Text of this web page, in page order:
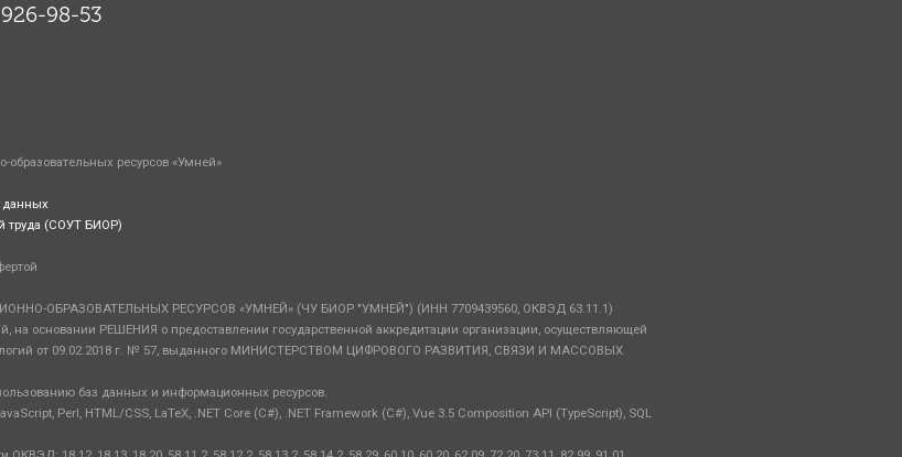
98-53
ресурсов «Умней»
данных
труда (СОУТ БИОР)
ОБРАЗОВАТЕЛЬНЫХ РЕСУРСОВ «УМНЕЙ» (ЧУ БИОР "УМНЕЙ") (ИНН 7709439560, ОКВЭД 63.11.1)
на основании РЕШЕНИЯ о предоставлении государственной аккредитации организации, осуществляющей
от 09.02.2018 г. № 57, выданного МИНИСТЕРСТВОМ ЦИФРОВОГО РАЗВИТИЯ, СВЯЗИ И МАССОВЫХ
баз данных и информационных ресурсов.
Perl, HTML/CSS, LaTeX, .NET Core (C#), .NET Framework (C#), Vue 3.5 Composition API (TypeScript), SQL